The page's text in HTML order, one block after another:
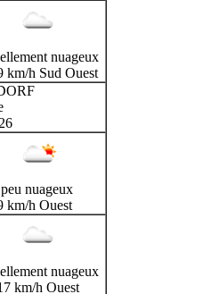
nuageux
km/h Sud Ouest
peu nuageux
km/h Ouest
nuageux
km/h Ouest